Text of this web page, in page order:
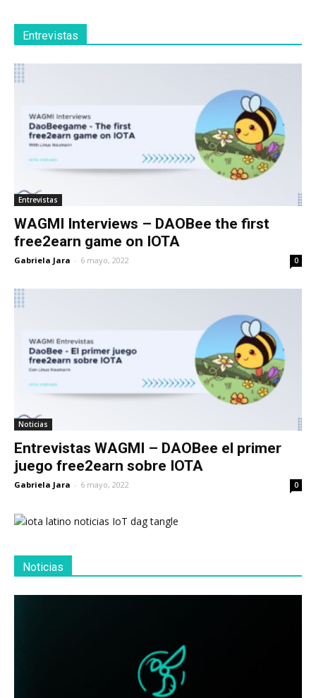
Entrevistas
Entrevistas
WAGMI Interviews – DAOBee the first
free2earn game on IOTA
Gabriela Jara - 6 mayo, 2022 0
Noticias
Entrevistas WAGMI – DAOBee el primer
juego free2earn sobre IOTA
Gabriela Jara - 6 mayo, 2022 0
Noticias